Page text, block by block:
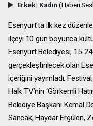
Erkek| Kadın (Haberi
Esenyurt’ta ilk kez
ilçeyi 10 gün boyunca
Esenyurt Belediyesi, 15-
gerçekleştirilecek olan
içeriğini yayımladı.
Halk TV’nin ‘Görkemli
Belediye Başkanı Kemal
Sancak, Haydar Ergülen,